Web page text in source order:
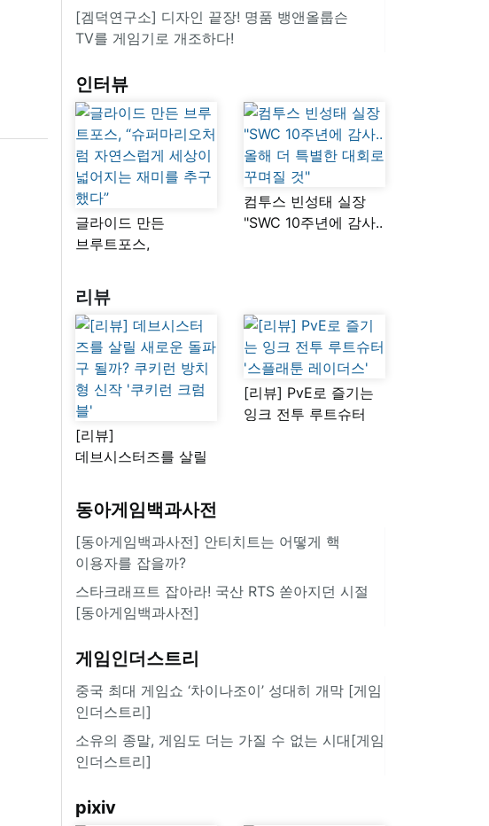
[겜덕연구소] 디자인 끝장! 명품 뱅앤올룹슨
TV를 게임기로 개조하다!
인터뷰
글라이드 만든
브루트포스,
자연스럽게 세상이
넓어지는 재미를
추구했다”
컴투스 빈성태 실장
"SWC 10주년에 감사..
리뷰
[리뷰]
데브시스터즈를 살릴
쿠키런 방치형 신작
'쿠키런 크럼블'
[리뷰] PvE로 즐기는
잉크 전투 루트슈터
동아게임백과사전
[동아게임백과사전] 안티치트는 어떻게 핵
이용자를 잡을까?
스타크래프트 잡아라! 국산 RTS 쏟아지던 시절
[동아게임백과사전]
게임인더스트리
중국 최대 게임쇼 ‘차이나조이’ 성대히 개막 [게임
인더스트리]
소유의 종말, 게임도 더는 가질 수 없는 시대[게임
인더스트리]
pixiv